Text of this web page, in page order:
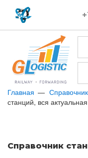
Главная
станций, вся
Справочник